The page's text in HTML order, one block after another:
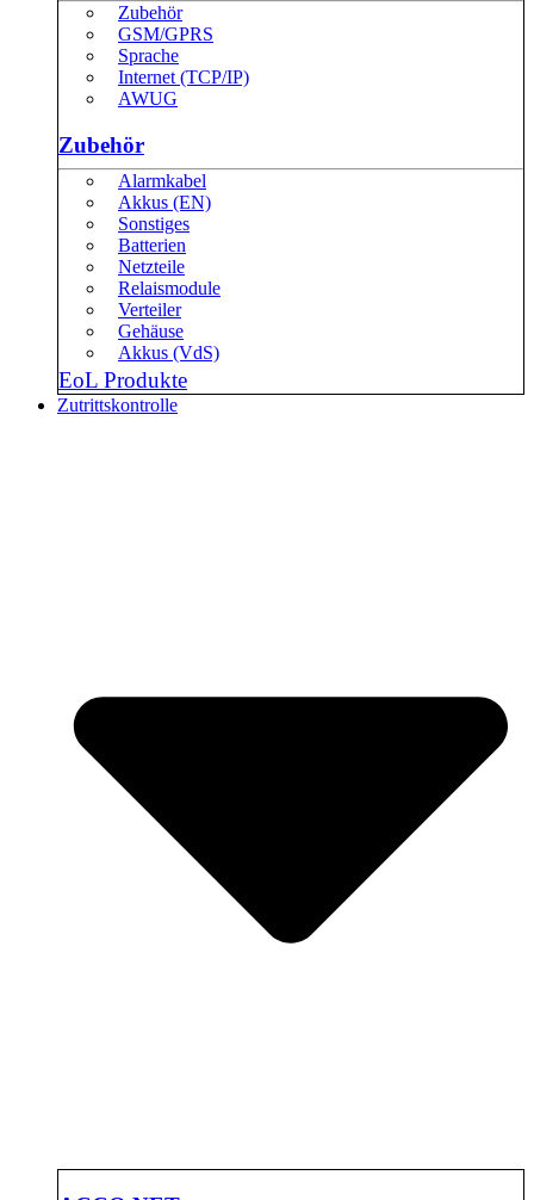
Zubehör
GSM/GPRS
Sprache
Internet (TCP/IP)
AWUG
Zubehör
Alarmkabel
Akkus (EN)
Sonstiges
Batterien
Netzteile
Relaismodule
Verteiler
Gehäuse
Akkus (VdS)
EoL Produkte
Zutrittskontrolle